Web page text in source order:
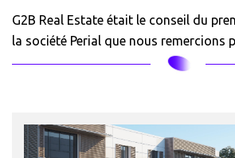
G2B Real Estate était le conseil du
la société Perial que nous remercions